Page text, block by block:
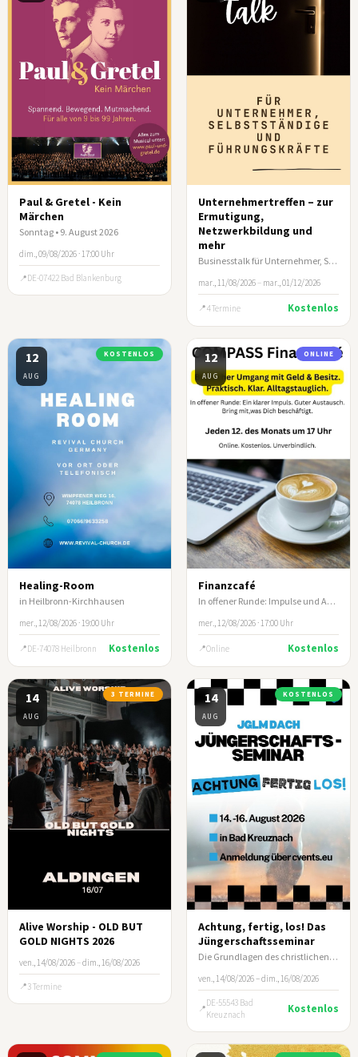
Paul & Gretel - Kein
Märchen
Sonntag • 9. August 2026
dim., 09/08/2026 · 17:00 Uhr
DE-07422 Bad Blankenburg
Unternehmertreffen – zur
Ermutigung,
Netzwerkbildung und
mehr
Businesstalk für Unternehmer, Selbstständige und leitende Führungskräfte
mar., 11/08/2026 – mar., 01/12/2026
4 Termine Kostenlos
12
AUG
KOSTENLOS
Healing-Room
in Heilbronn-Kirchhausen
mer., 12/08/2026 · 19:00 Uhr
DE-74078 Heilbronn Kostenlos
12
AUG
ONLINE
Finanzcafé
In offener Runde: Impulse und Austausch zum biblischen Umgang mit Geld und Besitz
mer., 12/08/2026 · 17:00 Uhr
Online Kostenlos
14
AUG
3 TERMINE
Alive Worship - OLD BUT
GOLD NIGHTS 2026
ven., 14/08/2026 –dim., 16/08/2026
3 Termine
14
AUG
KOSTENLOS
Achtung, fertig, los! Das
Jüngerschaftsseminar
Die Grundlagen des christlichen Lebens und wie du andere darin anleitest.
ven., 14/08/2026 – dim., 16/08/2026
DE-55543 Bad
Kreuznach
Kostenlos